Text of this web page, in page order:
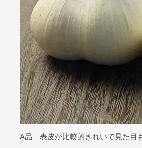
A品 表皮が比較的きれいで見た目